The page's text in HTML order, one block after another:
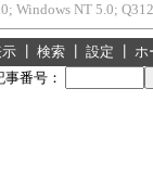
Windows NT 5.0;
示 検索 設定
ホ
事番号：